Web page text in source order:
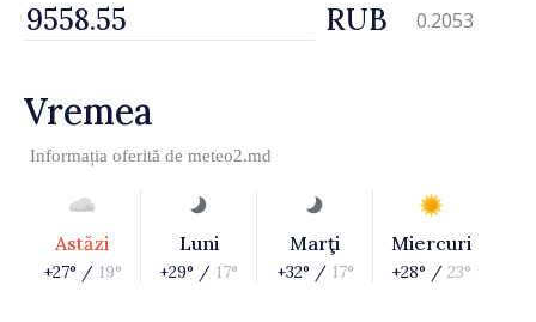
RUB 0.2053
Vremea
Informația oferită de meteo2.md
Astăzi
+27° / 19°
Luni
+29° / 17°
Marţi
+32° / 17°
Miercuri
+28° / 23°